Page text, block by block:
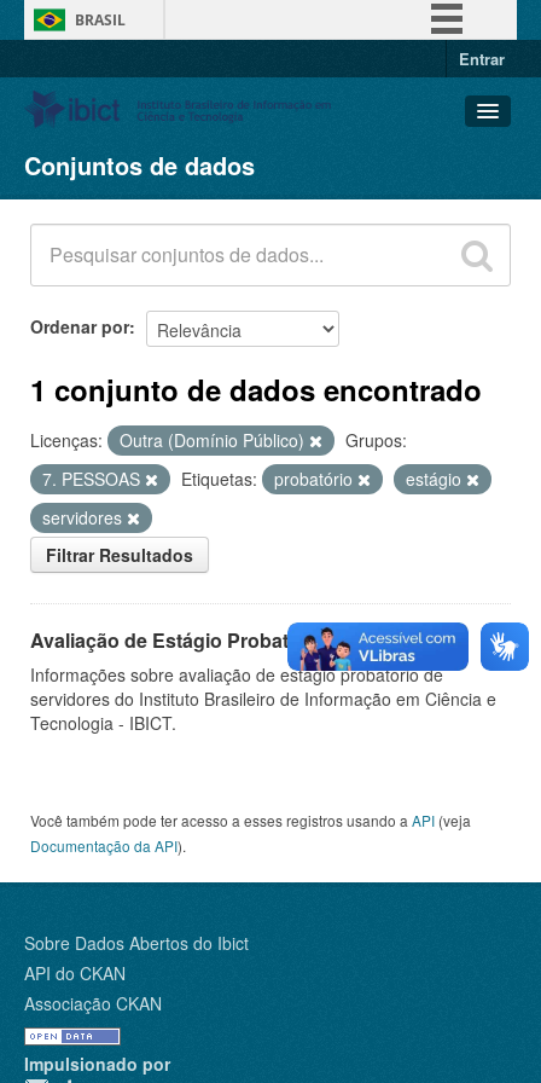
BRASIL
Entrar
Conjuntos de dados
Organizações
Grupos
Sobre
Conjuntos de dados
Ordenar por
1 conjunto de dados encontrado
Licenças: Outra (Domínio Público)
Grupos:
7. PESSOAS
Etiquetas: probatório
estágio
servidores
Filtrar Resultados
Avaliação de Estágio Probatório
Informações sobre avaliação de estágio probatório de
servidores do Instituto Brasileiro de Informação em Ciência e
Tecnologia - IBICT.
Você também pode ter acesso a esses registros usando a API (veja
Documentação da API).
Sobre Dados Abertos do Ibict
API do CKAN
Associação CKAN
Impulsionado por